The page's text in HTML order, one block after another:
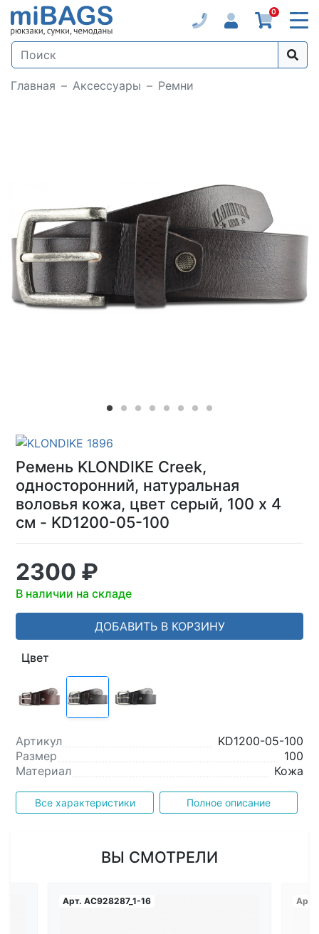
0
Главная Аксессуары Ремни
Loading...
Ремень KLONDIKE Creek,
односторонний, натуральная
воловья кожа, цвет серый, 100 х 4
см - KD1200-05-100
2300 ₽
В наличии на складе
ДОБАВИТЬ В КОРЗИНУ
Цвет
Артикул
KD1200-05-100
Размер
100
Материал
Кожа
Все характеристики Полное описание
ВЫ СМОТРЕЛИ
Арт. AC928287_1-16 Арт.